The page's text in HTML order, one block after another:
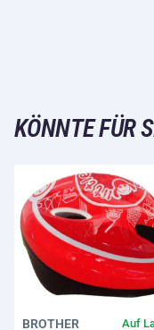
KÖNNTE FÜR
BROTHER Auf